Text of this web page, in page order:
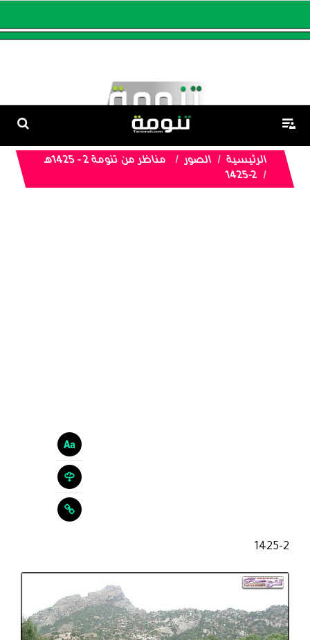
الرئيسية الصور
مناظر من تنومة 2 - 1425هـ
1425-2
1425-2